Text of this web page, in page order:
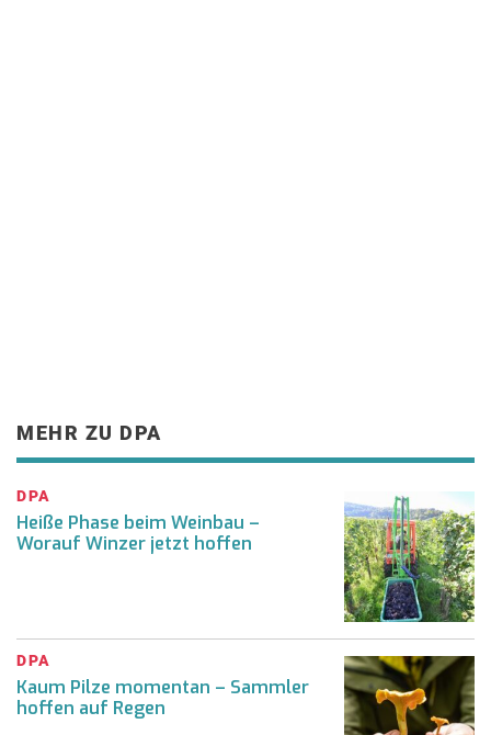
MEHR ZU DPA
DPA
Heiße Phase beim Weinbau –
Worauf Winzer jetzt hoffen
DPA
Kaum Pilze momentan – Sammler
hoffen auf Regen